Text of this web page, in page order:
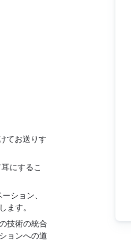
てお送りす
にするこ
ション、
ます。
技術の統合
ョンへの道